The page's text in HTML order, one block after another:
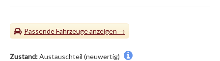
Passende Fahrzeuge
Zustand:Austauschteil (neuwertig)